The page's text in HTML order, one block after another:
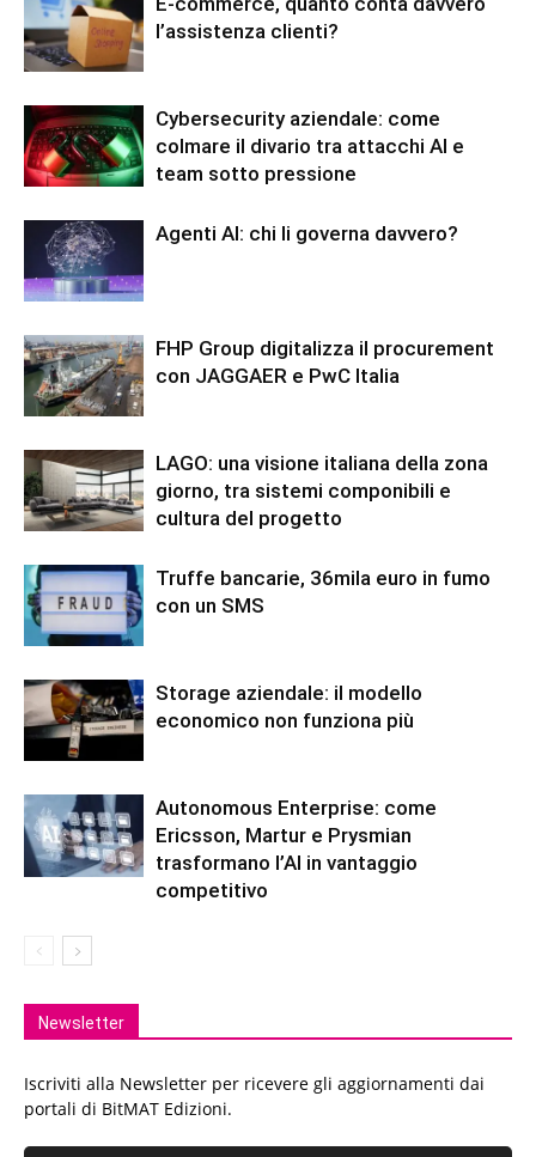
l’assistenza clienti?
Cybersecurity aziendale: come
colmare il divario tra attacchi AI e
team sotto pressione
Agenti AI: chi li governa davvero?
FHP Group digitalizza il procurement
con JAGGAER e PwC Italia
LAGO: una visione italiana della zona
giorno, tra sistemi componibili e
cultura del progetto
Truffe bancarie, 36mila euro in fumo
con un SMS
Storage aziendale: il modello
economico non funziona più
Autonomous Enterprise: come
Ericsson, Martur e Prysmian
trasformano l’AI in vantaggio
competitivo
Newsletter
Iscriviti alla Newsletter per ricevere gli aggiornamenti dai
portali di BitMAT Edizioni.